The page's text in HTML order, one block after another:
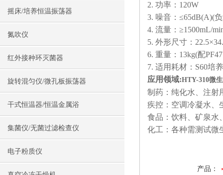
摇床/培养恒温振荡器
氮吹仪
红外接种环灭菌器
旋转混匀仪/微孔板振荡器
干式恒温器/恒温金属浴
集菌仪/无菌过滤检查仪
电子粉质仪
2. 功率：120W
3. 噪音：≤65dB(A)(
4. 流量：≥1500mL/
5. 外形尺寸：
6. 重量：13kg(配
7. 适用耗材：S60培
应用领域:HTY-310微
制药：纯化水、注射
疾控：空调冷凝水、
食品：饮料、矿泉水
化工：各种需测试
产品：